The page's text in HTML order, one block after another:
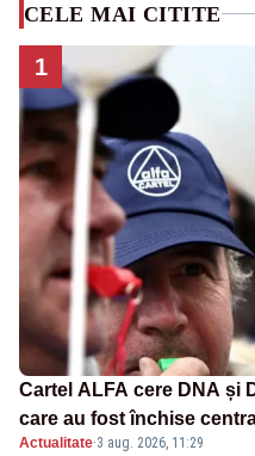
CELE MAI CITITE
1
Cartel ALFA cere DNA și
care au fost închise
Actualitate·3 aug. 2026, 11:29